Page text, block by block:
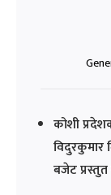
कोशी
बजेट प्रस्तुत